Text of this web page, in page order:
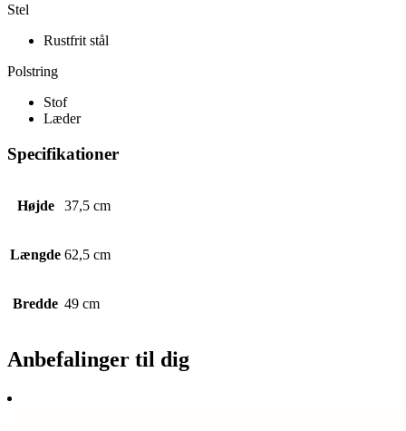
Stel
Rustfrit stål
Polstring
Stof
Læder
Specifikationer
Højde 37,5 cm
Længde 62,5 cm
Bredde 49 cm
Anbefalinger til dig